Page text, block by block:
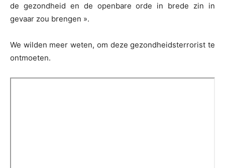
de gezondheid en de openbare orde in brede zin in
gevaar zou brengen ».
We wilden meer weten, om deze gezondheidsterrorist te
ontmoeten.